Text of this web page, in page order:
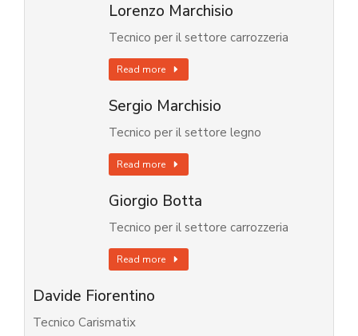
Lorenzo Marchisio
Tecnico per il settore carrozzeria
Read more
Sergio Marchisio
Tecnico per il settore legno
Read more
Giorgio Botta
Tecnico per il settore carrozzeria
Read more
Davide Fiorentino
Tecnico Carismatix